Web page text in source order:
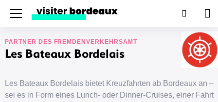
Suchen
Menu
PARTNER DES FREMDENVERKEHRSAMT
Les Bateaux Bordelais
Les Bateaux Bordelais bietet Kreuzfahrten ab Bordeaux an –
sei es in Form eines Lunch- oder Dinner-Cruises, einer Fahrt